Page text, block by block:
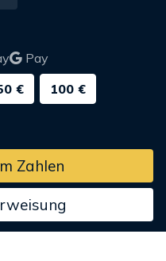
Pay
€ 100 €
Zahlen